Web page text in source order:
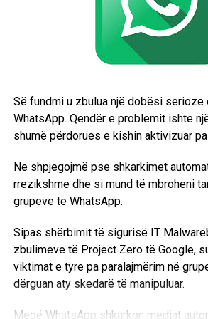
mbi vendimet e AI-së.
Mariarosaria Taddeo
Oksfordit paralajmëroi se largimi i
qëllime ushtarake, duke e konsideruar
serioz.
përdorimin e inteligjencës artificiale në
ushtarake dhe kontrollin e saj nga
private. /BBC/
Së fundmi u zbulua një dobësi serioze
WhatsApp. Qendër e problemit ishte
shumë përdorues e kishin aktivizuar
Ne shpjegojmë pse shkarkimet
rrezikshme dhe si mund të mbroheni
grupeve të WhatsApp.
Sipas shërbimit të sigurisë IT
zbulimeve të Project Zero të Google,
viktimat e tyre pa paralajmërim në
dërguan aty skedarë të manipuluar.
Meqë WhatsApp shkarkon mediat